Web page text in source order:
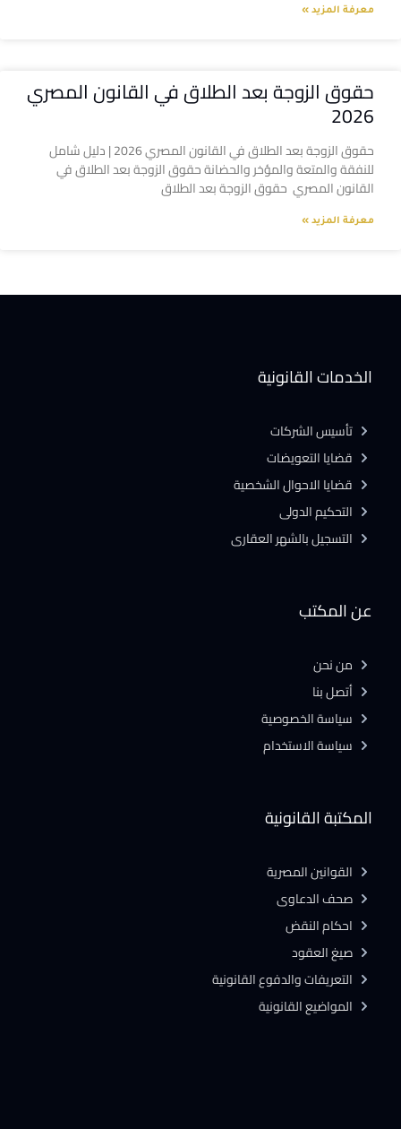
معرفة المزيد »
حقوق الزوجة بعد الطلاق في القانون المصري
2026
حقوق الزوجة بعد الطلاق في القانون المصري 2026 | دليل شامل
للنفقة والمتعة والمؤخر والحضانة حقوق الزوجة بعد الطلاق في
القانون المصري حقوق الزوجة بعد الطلاق
معرفة المزيد »
المكتبة القانونية
القوانين المصرية
صحف الدعاوى
احكام النقض
صيغ العقود
التعريفات والدفوع القانونية
المواضيع القانونية
عن المكتب
من نحن
أتصل بنا
سياسة الخصوصية
سياسة الاستخدام
الخدمات القانونية
تأسيس الشركات
قضايا التعويضات
قضايا الاحوال الشخصية
التحكيم الدولى
التسجيل بالشهر العقارى